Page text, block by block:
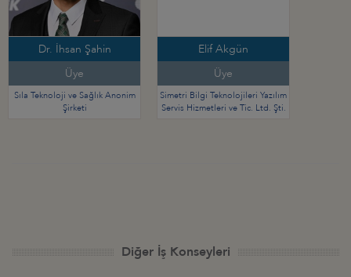
Dr. İhsan Şahin
Üye
Sıla Teknoloji ve Sağlık Anonim
Şirketi
Elif Akgün
Üye
Simetri Bilgi Teknolojileri Yazılım
Servis Hizmetleri ve Tic. Ltd. Şti.
Diğer İş Konseyleri